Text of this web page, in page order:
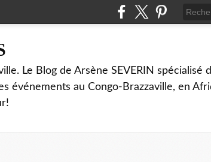
Le Blog de Arsène SEVERIN spécialisé
événements au Congo-Brazzaville, en